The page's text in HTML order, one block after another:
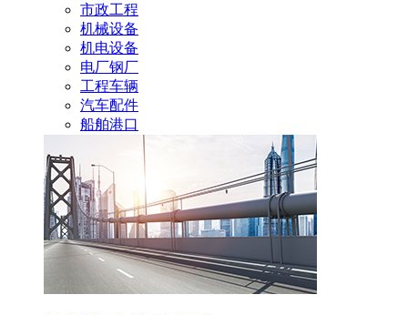
市政工程
机械设备
机电设备
电厂钢厂
工程车辆
汽车配件
船舶港口